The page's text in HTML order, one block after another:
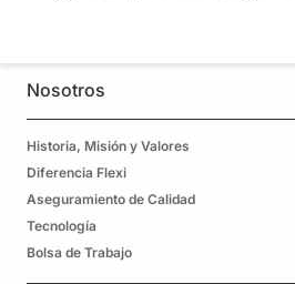
Nosotros
Historia, Misión y Valores
Diferencia Flexi
Aseguramiento de Calidad
Tecnología
Bolsa de Trabajo